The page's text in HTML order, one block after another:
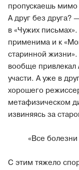
пропускаешь
А друг без друга?
в «Чужих письмах».
применима и к
старинной
вообще
участи. А уже в
хорошего
метафизическом
извиняясь за
«Все
С этим тяжело